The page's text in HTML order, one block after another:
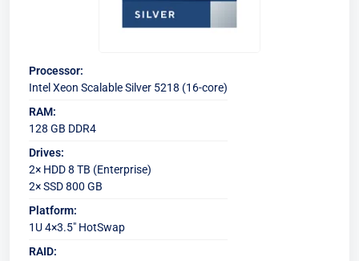
Processor:
Intel Xeon Scalable Silver 5218 (16-core)
RAM:
128 GB DDR4
Drives:
2× HDD 8 TB (Enterprise)
2× SSD 800 GB
Platform:
1U 4×3.5" HotSwap
RAID: